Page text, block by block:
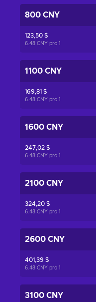
800 CNY
123,50 $
6.48 CNY pro 1
1100 CNY
169,81 $
6.48 CNY pro 1
1600 CNY
247,02 $
6.48 CNY pro 1
2100 CNY
324,20 $
6.48 CNY pro 1
2600 CNY
401,39 $
6.48 CNY pro 1
3100 CNY